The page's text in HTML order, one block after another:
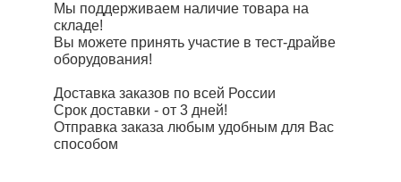
Мы поддерживаем наличие товара на
складе!
Вы можете принять участие в тест-драйве
оборудования!
Доставка заказов по всей России
Срок доставки - от 3 дней!
Отправка заказа любым удобным для Вас
способом